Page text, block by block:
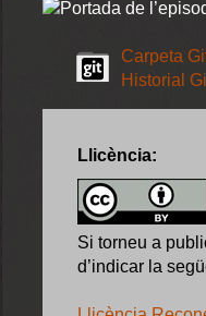
Carpeta
Historial
Llicència:
Si torneu a
d’indicar la